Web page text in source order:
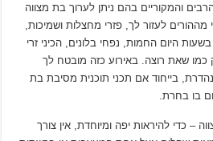
והמקוריים בהם ניתן לערוך בת מצווה
לעזור לך, פזרי מחצלות ושמיכות,
היום החמות, נפחי בלונים, הכיני זרי
כמו שאת רוצה. באירוע כזה מובטח לך
בייחוד אם תכני תוכנית מסיבת בת
בו בחרת.
– כדי להיראות יפה ומיוחדת, אין צורך